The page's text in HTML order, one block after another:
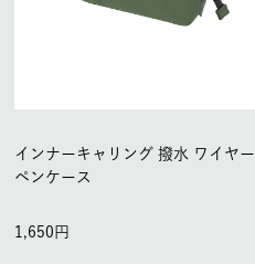
インナーキャリング 撥水 ワイヤー
ペンケース
1,650